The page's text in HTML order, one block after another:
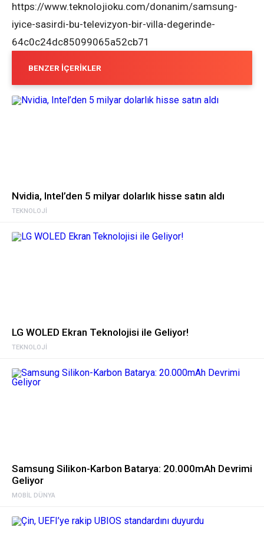
https://www.teknolojioku.com/donanim/samsung-
iyice-sasirdi-bu-televizyon-bir-villa-degerinde-
64c0c24dc85099065a52cb71
BENZER İÇERIKLER
TEKNOLOJI
Nvidia, Intel’den 5 milyar dolarlık hisse satın aldı
TEKNOLOJI
LG WOLED Ekran Teknolojisi ile Geliyor!
MOBIL DÜNYA
Samsung Silikon-Karbon Batarya: 20.000mAh Devrimi
Geliyor